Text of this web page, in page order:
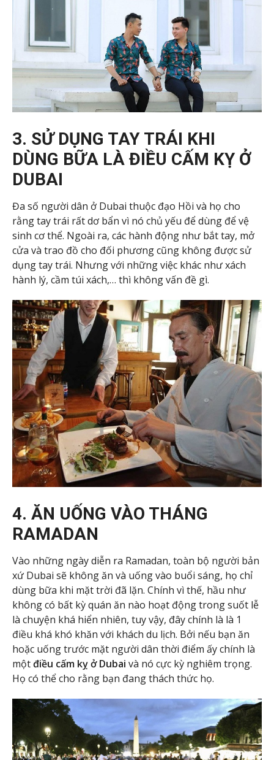
3. SỬ DỤNG TAY TRÁI KHI
DÙNG BỮA LÀ ĐIỀU CẤM KỴ Ở
DUBAI
Đa số người dân ở Dubai thuộc đạo Hồi và họ cho
rằng tay trái rất dơ bẩn vì nó chủ yếu để dùng để vệ
sinh cơ thể. Ngoài ra, các hành động như bắt tay, mở
cửa và trao đồ cho đối phương cũng không được sử
dụng tay trái. Nhưng với những việc khác như xách
hành lý, cầm túi xách,… thì không vấn đề gì.
4. ĂN UỐNG VÀO THÁNG
RAMADAN
Vào những ngày diễn ra Ramadan, toàn bộ người bản
xứ Dubai sẽ không ăn và uống vào buổi sáng, họ chỉ
dùng bữa khi mặt trời đã lặn. Chính vì thế, hầu như
không có bất kỳ quán ăn nào hoạt động trong suốt lễ
là chuyện khá hiển nhiên, tuy vậy, đây chính là là 1
điều khá khó khăn với khách du lịch. Bởi nếu bạn ăn
hoặc uống trước mặt người dân thời điểm ấy chính là
mộtđiều cấm kỵ ở Dubai và nó cực kỳ nghiêm trọng.
Họ có thể cho rằng bạn đang thách thức họ.